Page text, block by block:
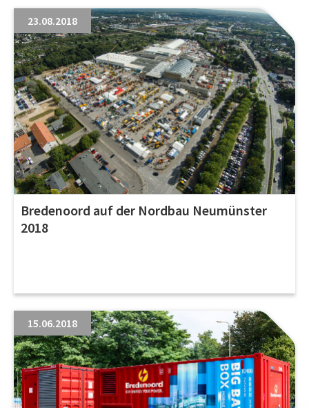
23.08.2018
Bredenoord auf der Nordbau Neumünster
2018
15.06.2018